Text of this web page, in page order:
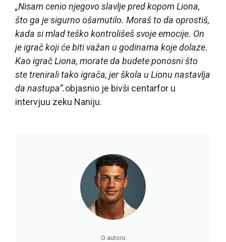
„Nisam cenio njegovo slavlje pred kopom Liona,
što ga je sigurno ošamutilo. Moraš to da oprostiš,
kada si mlad teško kontrolišeš svoje emocije. On
je igrač koji će biti važan u godinama koje dolaze.
Kao igrač Liona, morate da budete ponosni što
ste trenirali tako igrača, jer škola u Lionu nastavlja
da nastupa“.objasnio je bivši centarfor u
intervjuu zeku Naniju.
O autoru